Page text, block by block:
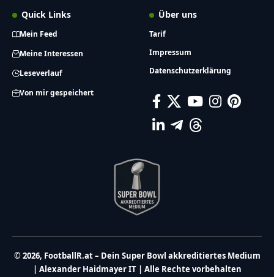
Quick Links
Mein Feed
Meine Interessen
Leseverlauf
Von mir gespeichert
Über uns
Tarif
Impressum
Datenschutzerklärung
© 2026, FootballR.at – Dein Super Bowl akkreditiertes Medium
| Alexander Haidmayer IT | Alle Rechte vorbehalten